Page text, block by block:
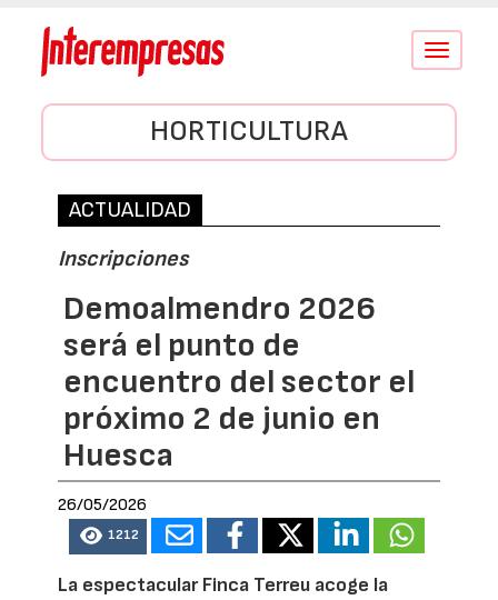
Conmutar
HORTICULTURA
ACTUALIDAD
Inscripciones
Demoalmendro 2026
será el punto de
encuentro del sector el
próximo 2 de junio en
Huesca
26/05/2026
1212
La espectacular Finca Terreu acoge la